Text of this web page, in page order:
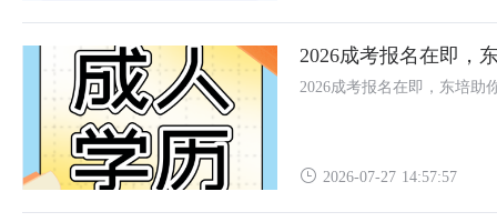
2026成考报名在即，
2026成考报名在即，东培助
2026-07-27 14:57:57